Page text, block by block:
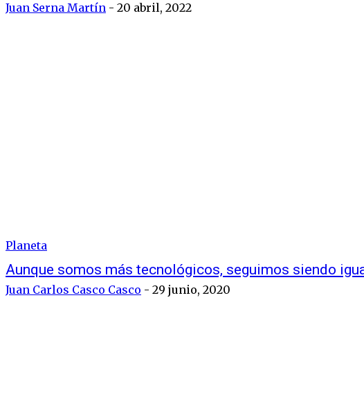
Juan Serna Martín - 20 abril, 2022
Planeta
Aunque somos más tecnológicos, seguimos siendo
Juan Carlos Casco Casco - 29 junio, 2020